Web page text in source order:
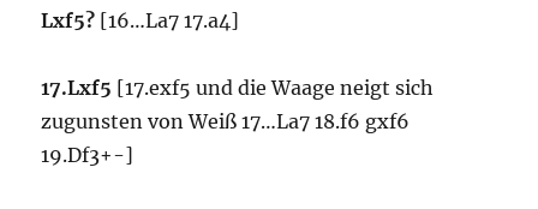
Lxf5? [16…La7 17.a4]
17.Lxf5 [17.exf5 und die Waage neigt sich
zugunsten von Weiß 17…La7 18.f6 gxf6
19.Df3+-]